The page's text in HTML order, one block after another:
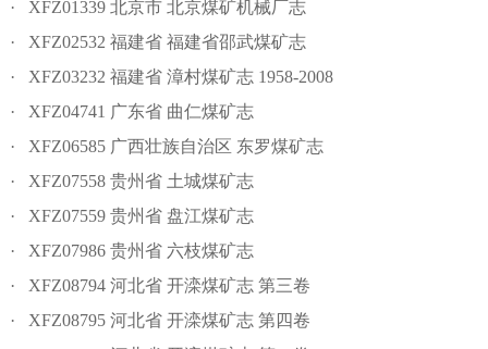
· XFZ01339 北京市 北京煤矿机械厂志
· XFZ02532 福建省 福建省邵武煤矿志
· XFZ03232 福建省 漳村煤矿志 1958-2008
· XFZ04741 广东省 曲仁煤矿志
· XFZ06585 广西壮族自治区 东罗煤矿志
· XFZ07558 贵州省 土城煤矿志
· XFZ07559 贵州省 盘江煤矿志
· XFZ07986 贵州省 六枝煤矿志
· XFZ08794 河北省 开滦煤矿志 第三卷
· XFZ08795 河北省 开滦煤矿志 第四卷